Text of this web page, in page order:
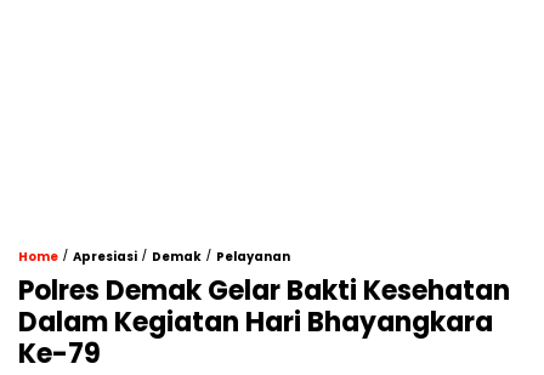
Home / Apresiasi / Demak / Pelayanan
Polres Demak Gelar Bakti Kesehatan
Dalam Kegiatan Hari Bhayangkara
Ke-79